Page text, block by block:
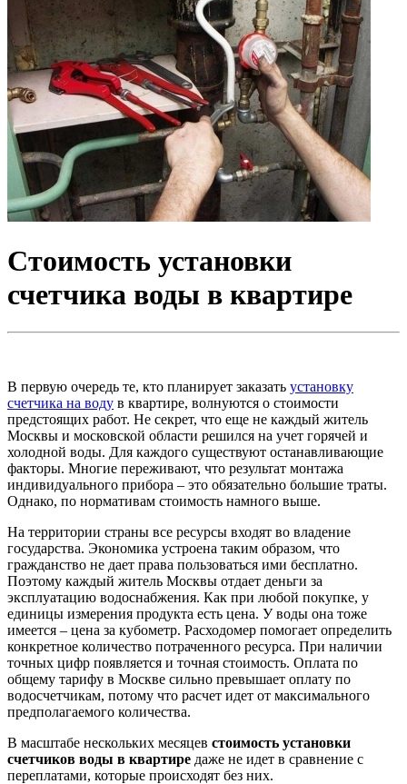
Стоимость установки
счетчика воды в квартире
В первую очередь те, кто планирует заказать установку
счетчика на воду в квартире, волнуются о стоимости
предстоящих работ. Не секрет, что еще не каждый житель
Москвы и московской области решился на учет горячей и
холодной воды. Для каждого существуют останавливающие
факторы. Многие переживают, что результат монтажа
индивидуального прибора – это обязательно большие траты.
Однако, по нормативам стоимость намного выше.
На территории страны все ресурсы входят во владение
государства. Экономика устроена таким образом, что
гражданство не дает права пользоваться ими бесплатно.
Поэтому каждый житель Москвы отдает деньги за
эксплуатацию водоснабжения. Как при любой покупке, у
единицы измерения продукта есть цена. У воды она тоже
имеется – цена за кубометр. Расходомер помогает определить
конкретное количество потраченного ресурса. При наличии
точных цифр появляется и точная стоимость. Оплата по
общему тарифу в Москве сильно превышает оплату по
водосчетчикам, потому что расчет идет от максимального
предполагаемого количества.
В масштабе нескольких месяцев стоимость установки
счетчиков воды в квартире даже не идет в сравнение с
переплатами, которые происходят без них.